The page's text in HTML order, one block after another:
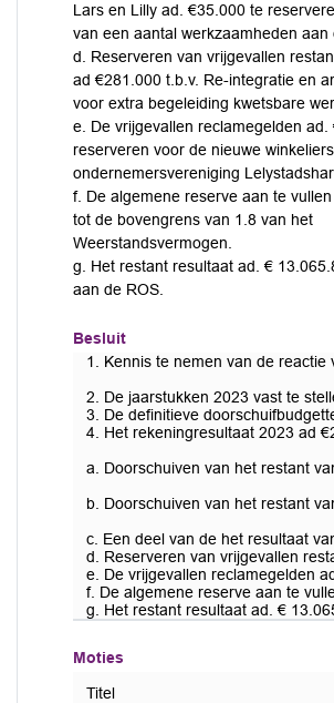
Lars en Lilly ad. €35.000 te
van een aantal werkzaamheden aan
d. Reserveren van vrijgevallen
ad €281.000 t.b.v. Re-integratie en
voor extra begeleiding kwetsbare
e. De vrijgevallen reclamegelden ad.
reserveren voor de nieuwe
ondernemersvereniging
f. De algemene reserve aan te
tot de bovengrens van 1.8 van het
Weerstandsvermogen.
g. Het restant resultaat ad. €
aan de ROS.
Besluit
1. Kennis te nemen van de
2. De jaarstukken 2023 vast te
3. De definitieve
4. Het rekeningresultaat 2023 ad
a. Doorschuiven van het restant
b. Doorschuiven van het restant
c. Een deel van de het resultaat
d. Reserveren van vrijgevallen
e. De vrijgevallen reclamegelden
f. De algemene reserve aan te
g. Het restant resultaat ad. €
Moties
Titel